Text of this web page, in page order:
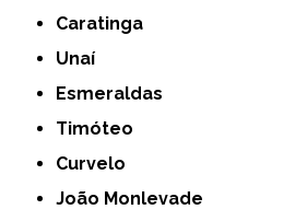
Caratinga
Unaí
Esmeraldas
Timóteo
Curvelo
João Monlevade